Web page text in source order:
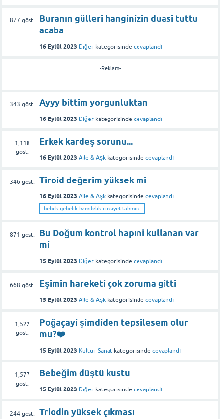
877 göst.
Buranın gülleri hanginizin duasi tuttu
acaba
16 Eylül 2023 Diğer kategorisinde cevaplandı
-Reklam-
343 göst. Ayyy bittim yorgunluktan
16 Eylül 2023 Diğer kategorisinde cevaplandı
1,118
göst.
Erkek kardeş sorunu...
16 Eylül 2023 Aile & Aşk kategorisinde cevaplandı
346 göst. Tiroid değerim yüksek mi
16 Eylül 2023 Aile & Aşk kategorisinde cevaplandı
bebek-gebelik-hamilelik-cinsiyet-tahmin-
871 göst.
Bu Doğum kontrol hapıni kullanan var
mi
15 Eylül 2023 Diğer kategorisinde cevaplandı
668 göst. Eşimin hareketi çok zoruma gitti
15 Eylül 2023 Aile & Aşk kategorisinde cevaplandı
1,522
göst.
Poğaçayi şimdiden tepsilesem olur
mu?❤️
15 Eylül 2023 Kültür-Sanat kategorisinde cevaplandı
1,577
göst.
Bebeğim düştü kustu
15 Eylül 2023 Diğer kategorisinde cevaplandı
244göst. Triodin yüksek çıkması